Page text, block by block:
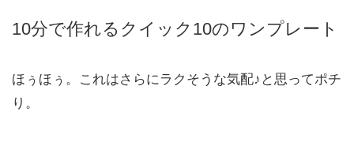
10分で作れるクイック10のワンプレート
ほぅほぅ。これはさらにラクそうな気配♪と思ってポチ
り。